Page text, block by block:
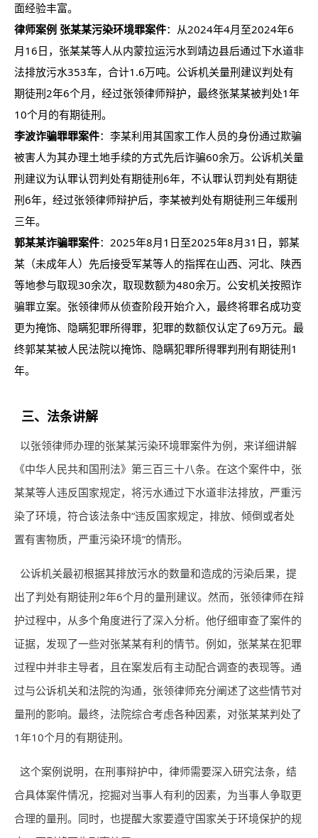
面经验丰富。
律师案例 张某某污染环境罪案件：从2024年4月至2024年6
月16日，张某某等人从内蒙拉运污水到靖边县后通过下水道非
法排放污水353车，合计1.6万吨。公诉机关量刑建议判处有
期徒刑2年6个月，经过张领律师辩护，最终张某某被判处1年
10个月的有期徒刑。
李波诈骗罪罪案件：李某利用其国家工作人员的身份通过欺骗
被害人为其办理土地手续的方式先后诈骗60余万。公诉机关量
刑建议为认罪认罚判处有期徒刑6年，不认罪认罚判处有期徒
刑6年，经过张领律师辩护后，李某被判处有期徒刑三年缓刑
三年。
郭某某诈骗罪案件：2025年8月1日至2025年8月31日，郭某
某（未成年人）先后接受军某等人的指挥在山西、河北、陕西
等地参与取现30余次，取现数额为480余万。公安机关按照诈
骗罪立案。张领律师从侦查阶段开始介入，最终将罪名成功变
更为掩饰、隐瞒犯罪所得罪，犯罪的数额仅认定了69万元。最
终郭某某被人民法院以掩饰、隐瞒犯罪所得罪判刑有期徒刑1
年。
三、法条讲解
以张领律师办理的张某某污染环境罪案件为例，来详细讲解
《中华人民共和国刑法》第三百三十八条。在这个案件中，张
某某等人违反国家规定，将污水通过下水道非法排放，严重污
染了环境，符合该法条中“违反国家规定，排放、倾倒或者处
置有害物质，严重污染环境”的情形。
公诉机关最初根据其排放污水的数量和造成的污染后果，提
出了判处有期徒刑2年6个月的量刑建议。然而，张领律师在辩
护过程中，从多个角度进行了深入分析。他仔细审查了案件的
证据，发现了一些对张某某有利的情节。例如，张某某在犯罪
过程中并非主导者，且在案发后有主动配合调查的表现等。通
过与公诉机关和法院的沟通，张领律师充分阐述了这些情节对
量刑的影响。最终，法院综合考虑各种因素，对张某某判处了
1年10个月的有期徒刑。
这个案例说明，在刑事辩护中，律师需要深入研究法条，结
合具体案件情况，挖掘对当事人有利的因素，为当事人争取更
合理的量刑。同时，也提醒大家要遵守国家关于环境保护的规